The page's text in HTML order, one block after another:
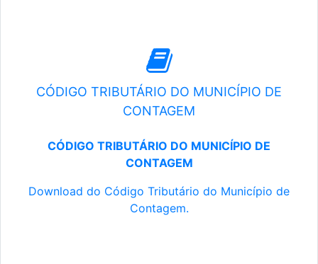
CÓDIGO TRIBUTÁRIO DO MUNICÍPIO DE
CONTAGEM
CÓDIGO TRIBUTÁRIO DO MUNICÍPIO DE
CONTAGEM
Download do Código Tributário do Município de
Contagem.